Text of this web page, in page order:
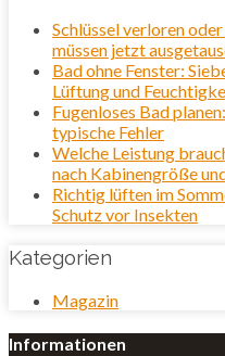
Schlüssel verloren
müssen jetzt
Bad ohne Fenster:
Lüftung und
Fugenloses Bad
typische Fehler
Welche Leistung
nach Kabinengröße
Richtig lüften im
Schutz vor Insekten
Kategorien
Magazin
Informationen